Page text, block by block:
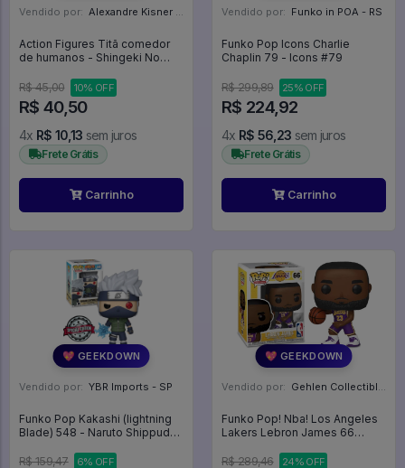
Vendido por: Alexandre Kisner - PR
Action Figures Titã comedor
de humanos - Shingeki No
R$ 45,00
10% OFF
R$ 40,50
4x R$ 10,13 sem juros
Frete Grátis
Carrinho
Vendido por: Funko in POA - RS
Funko Pop Icons Charlie
Chaplin 79 - Icons #79
R$ 299,89 25% OFF
R$ 224,92
4x R$ 56,23 sem juros
Frete Grátis
Carrinho
💖 GEEKDOWN
Vendido por: YBR Imports - SP
Funko Pop Kakashi (lightning
Blade) 548 - Naruto Shippuden
R$ 159,47
6% OFF
💖 GEEKDOWN
Vendido por: Gehlen Collectibles - RS
Funko Pop! Nba! Los Angeles
Lakers Lebron James 66
R$ 289,46
24% OFF